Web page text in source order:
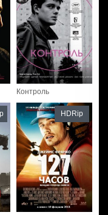
Контроль
HDRip